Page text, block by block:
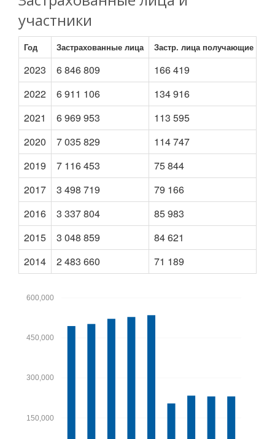
участники
Год Застрахованные лица Застр. лица получающие
2023 6 846 809
166 419
2022
6 911 106
134 916
2021
6 969 953
113 595
2020
7 035 829
114 747
2019
7 116 453
75 844
2017
3 498 719
79 166
2016
3 337 804
85 983
2015
3 048 859
84 621
2014
2 483 660 71 189
150,000
300,000
450,000
600,000